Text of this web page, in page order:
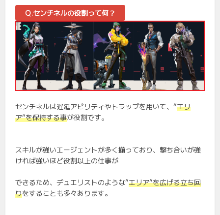
Q.センチネルの役割って何？
センチネルは遅延アビリティやトラップを用いて、”エリ
ア”を保持する事が役割です。
スキルが強いエージェントが多く揃っており、撃ち合いが強
ければ強いほど役割以上の仕事が
できるため、デュエリストのような”エリア”を広げる立ち回
りをすることも多々あります。